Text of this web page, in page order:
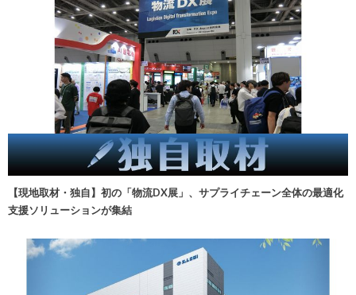
【現地取材・独自】初の「物流DX展」、サプライチェーン全体の最適化
支援ソリューションが集結